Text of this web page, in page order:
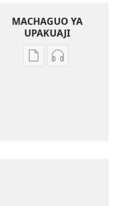
MACHAGUO YA
UPAKUAJI
MbinuMbinu